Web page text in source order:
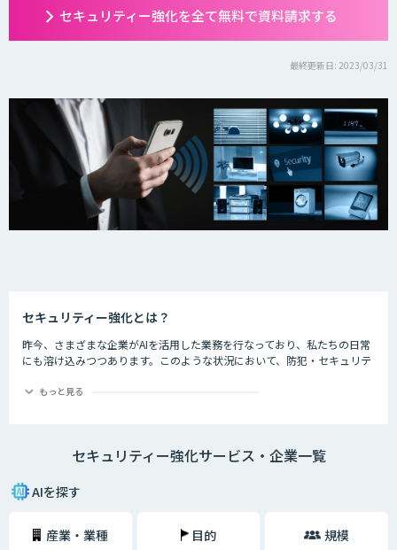
セキュリティー強化を全て無料で資料請求する
最終更新日: 2023/03/31
セキュリティー強化とは？
昨今、さまざまな企業がAIを活用した業務を行なっており、私たちの日常
にも溶け込みつつあります。このような状況において、防犯・セキュリテ
現状です。その悪質な犯罪からユーザーの身を守る上でも、AIの導入は大
きな価値をもたらしています。
もっと見る
セキュリティー強化サービス・企業一覧
AIを探す
産業・業種 目的 規模